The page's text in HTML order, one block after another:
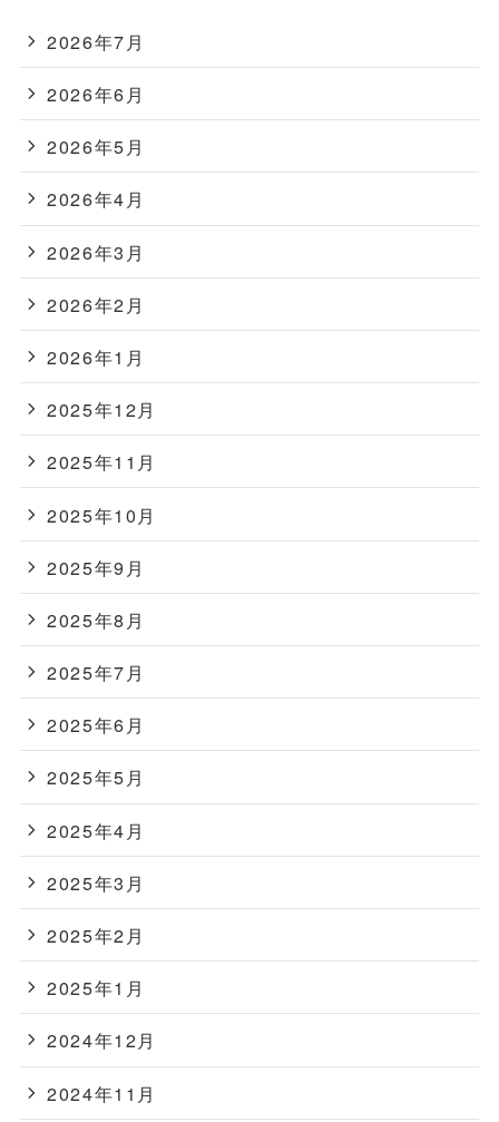
2026年7月
2026年6月
2026年5月
2026年4月
2026年3月
2026年2月
2026年1月
2025年12月
2025年11月
2025年10月
2025年9月
2025年8月
2025年7月
2025年6月
2025年5月
2025年4月
2025年3月
2025年2月
2025年1月
2024年12月
2024年11月